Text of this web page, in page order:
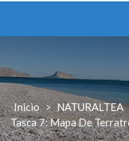
Inicio > NATURALTEA
Tasca 7: Mapa De